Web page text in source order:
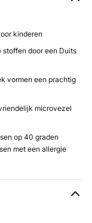
kinderen
door een Duits
vormen een prachtig
microvezel
op 40 graden
met een allergie